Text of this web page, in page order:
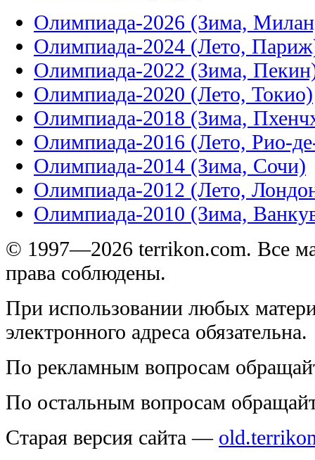
Олимпиада-2026 (Зима,
Олимпиада-2024 (Лето,
Олимпиада-2022 (Зима,
Олимпиада-2020 (Лето, Токио)
Олимпиада-2018 (Зима,
Олимпиада-2016 (Лето, Рио-
Олимпиада-2014 (Зима, Сочи)
Олимпиада-2012 (Лето,
Олимпиада-2010 (Зима,
© 1997—2026 terrikon.com. Все
права соблюдены.
При использовании любых
электронного адреса обязательна.
По рекламным вопросам
По остальным вопросам
Старая версия сайта —